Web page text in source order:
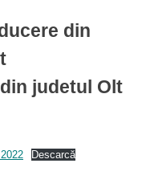
din
judetul Olt
Descarcă